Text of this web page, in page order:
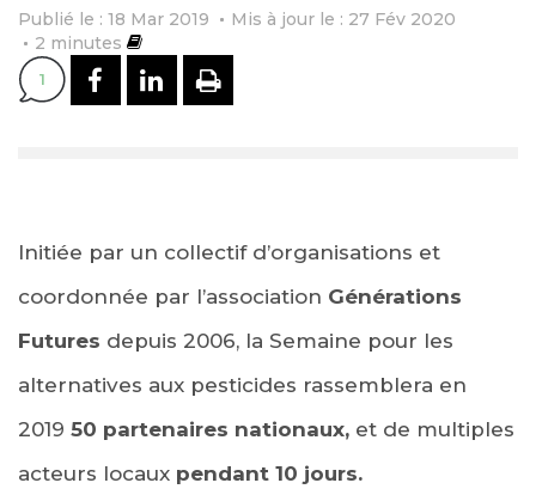
Publié le : 18 Mar 2019
Mis à jour le : 27 Fév 2020
2 minutes
1 PARTAGER SUR FACEBOOK
PARTAGER SUR
IMPRIMER
Initiée par un collectif d’organisations et
coordonnée par l’association Générations
Futures depuis 2006, la Semaine pour les
alternatives aux pesticides rassemblera en
2019 50 partenaires nationaux, et de multiples
acteurs locaux pendant 10 jours.